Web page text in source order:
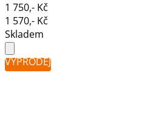
1 750,- Kč
1 570,- Kč
Skladem
VÝPRODEJ